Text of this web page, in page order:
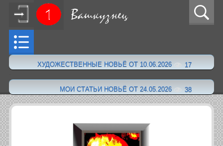
ХУДОЖЕСТВЕННЫЕ НОВЬЁ ОТ 10.06.2026 17
МОИ СТАТЬИ НОВЬЁ ОТ 24.05.2026 38